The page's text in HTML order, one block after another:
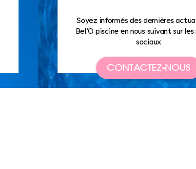
Soyez informés des dernières
Bel’O piscine en nous suivant sur
sociaux
CONTACTEZ-NOUS